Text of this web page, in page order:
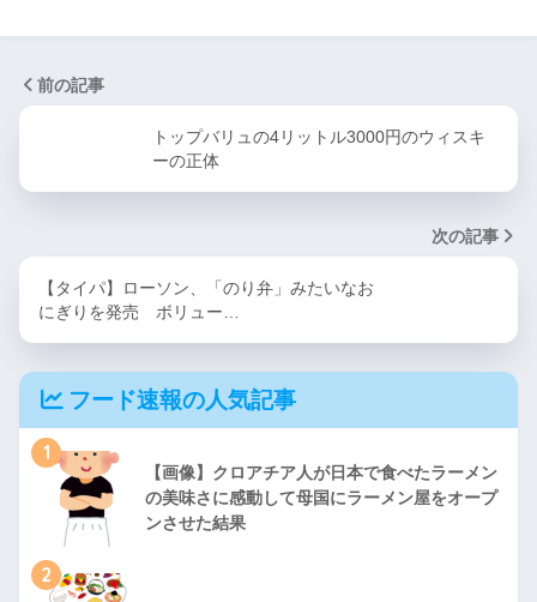
前の記事
トップバリュの4リットル3000円のウィスキ
ーの正体
次の記事
【タイパ】ローソン、「のり弁」みたいなお
にぎりを発売 ボリュー…
フード速報の人気記事
1
【画像】クロアチア人が日本で食べたラーメン
の美味さに感動して母国にラーメン屋をオープ
ンさせた結果
2